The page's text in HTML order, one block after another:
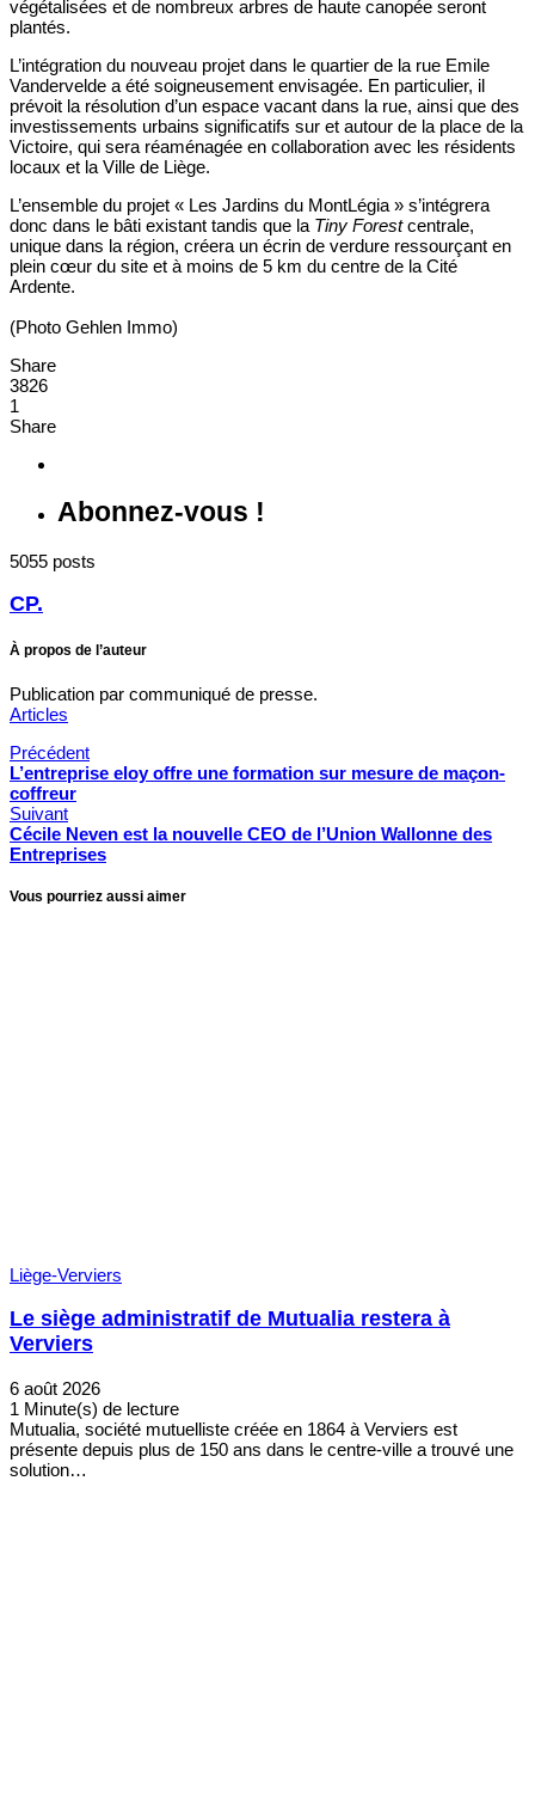
végétalisées et de nombreux arbres de haute canopée seront
plantés.
L’intégration du nouveau projet dans le quartier de la rue Emile
Vandervelde a été soigneusement envisagée. En particulier, il
prévoit la résolution d’un espace vacant dans la rue, ainsi que des
investissements urbains significatifs sur et autour de la place de la
Victoire, qui sera réaménagée en collaboration avec les résidents
locaux et la Ville de Liège.
L’ensemble du projet « Les Jardins du MontLégia » s’intégrera
donc dans le bâti existant tandis que la Tiny Forestcentrale,
unique dans la région, créera un écrin de verdure ressourçant en
plein cœur du site et à moins de 5 km du centre de la Cité
Ardente.
(Photo Gehlen Immo)
Share
3826
1
Share
Abonnez-vous !
5055 posts
CP.
À propos de l’auteur
Publication par communiqué de presse.
Articles
Précédent
L’entreprise eloy offre une formation sur mesure de maçon-
coffreur
Suivant
Cécile Neven est la nouvelle CEO de l’Union Wallonne des
Entreprises
Vous pourriez aussi aimer
Liège-Verviers
Le siège administratif de Mutualia restera à
Verviers
6 août 2026
1 Minute(s) de lecture
Mutualia, société mutuelliste créée en 1864 à Verviers est
présente depuis plus de 150 ans dans le centre-ville a trouvé une
solution…